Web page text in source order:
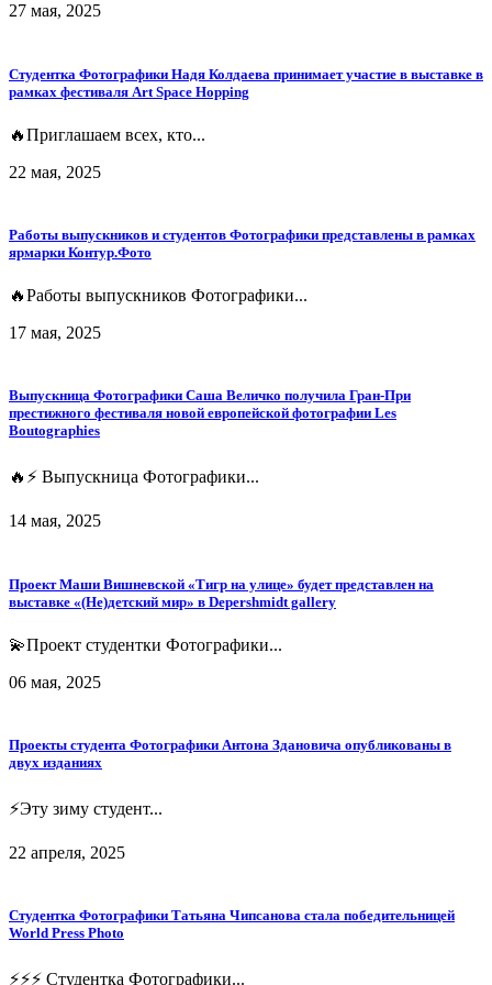
27 мая, 2025
Студентка Фотографики Надя Колдаева принимает участие в выставке в
рамках фестиваля Art Space Hopping
🔥Приглашаем всех, кто...
22 мая, 2025
Работы выпускников и студентов Фотографики представлены в рамках
ярмарки Контур.Фото
🔥Работы выпускников Фотографики...
17 мая, 2025
Выпускница Фотографики Саша Величко получила Гран-При
престижного фестиваля новой европейской фотографии Les
Boutographies
🔥⚡️ Выпускница Фотографики...
14 мая, 2025
Проект Маши Вишневской «Тигр на улице» будет представлен на
выставке «(Не)детский мир» в Depershmidt gallery
💫Проект студентки Фотографики...
06 мая, 2025
Проекты студента Фотографики Антона Здановича опубликованы в
двух изданиях
⚡️Эту зиму студент...
22 апреля, 2025
Студентка Фотографики Татьяна Чипсанова стала победительницей
World Press Photo
⚡️⚡️⚡️ Студентка Фотографики...